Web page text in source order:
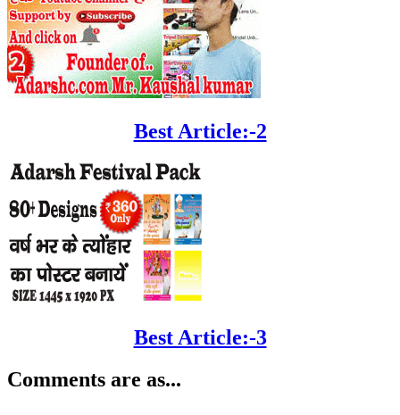
Best Article:-2
Best Article:-3
Comments are as...